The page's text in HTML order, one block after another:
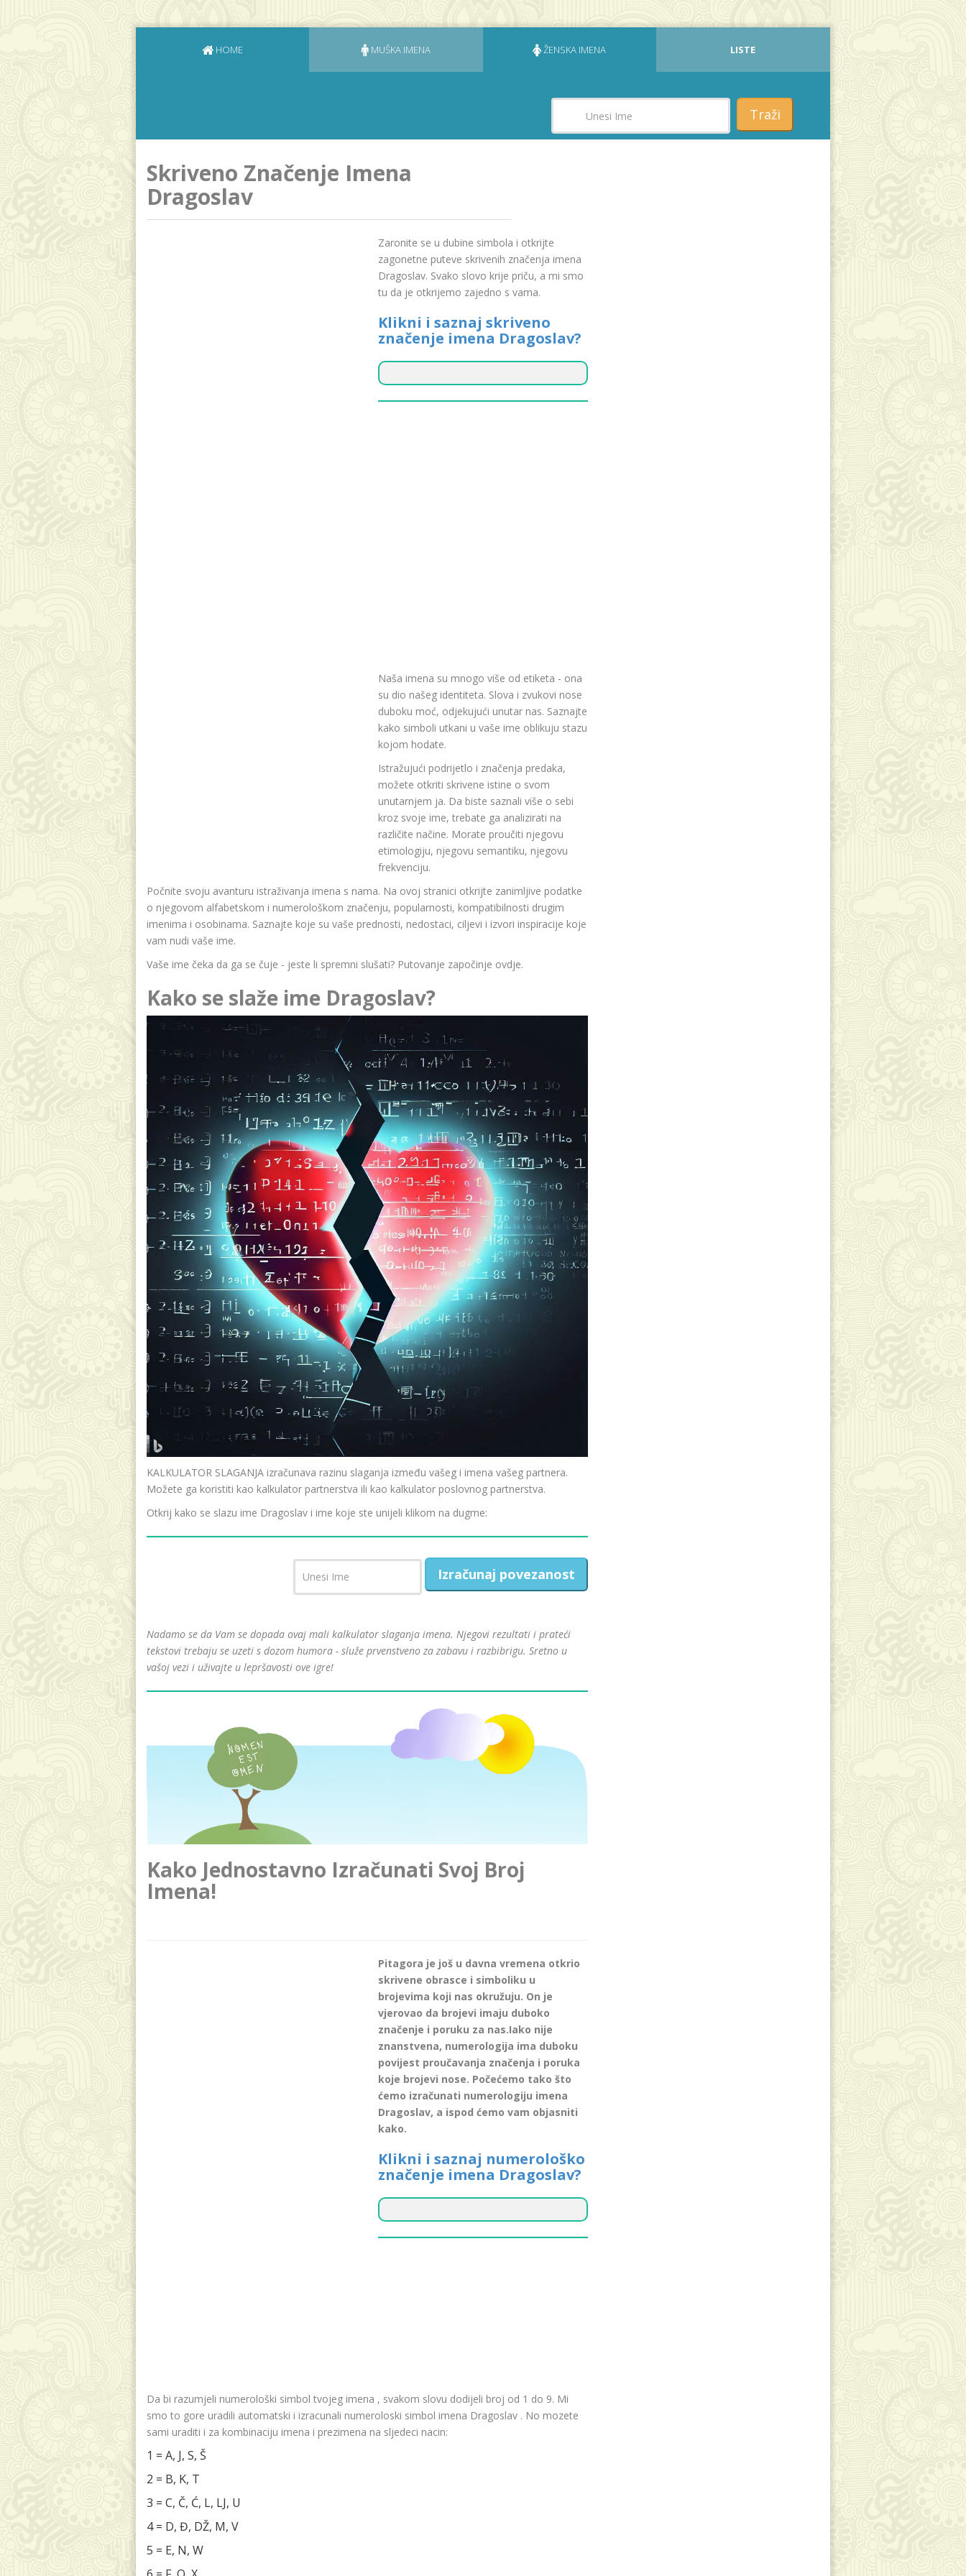
HOME MUŠKA IMENA ŽENSKA IMENA LISTE
Traži
Skriveno Značenje Imena
Dragoslav
Zaronite se u dubine simbola i otkrijte
zagonetne puteve skrivenih značenja imena
Dragoslav. Svako slovo krije priču, a mi smo
tu da je otkrijemo zajedno s vama.
Klikni i saznaj skriveno
značenje imena Dragoslav?
Naša imena su mnogo više od etiketa - ona
su dio našeg identiteta. Slova i zvukovi nose
duboku moć, odjekujući unutar nas. Saznajte
kako simboli utkani u vaše ime oblikuju stazu
kojom hodate.
Istražujući podrijetlo i značenja predaka,
možete otkriti skrivene istine o svom
unutarnjem ja. Da biste saznali više o sebi
kroz svoje ime, trebate ga analizirati na
različite načine. Morate proučiti njegovu
etimologiju, njegovu semantiku, njegovu
frekvenciju.
Počnite svoju avanturu istraživanja imena s nama. Na ovoj stranici otkrijte zanimljive podatke
o njegovom alfabetskom i numerološkom značenju, popularnosti, kompatibilnosti drugim
imenima i osobinama. Saznajte koje su vaše prednosti, nedostaci, ciljevi i izvori inspiracije koje
vam nudi vaše ime.
Vaše ime čeka da ga se čuje - jeste li spremni slušati? Putovanje započinje ovdje.
Kako se slaže ime Dragoslav?
KALKULATOR SLAGANJA izračunava razinu slaganja između vašeg i imena vašeg partnera.
Možete ga koristiti kao kalkulator partnerstva ili kao kalkulator poslovnog partnerstva.
Otkrij kako se slazu ime Dragoslav i ime koje ste unijeli klikom na dugme:
Izračunaj povezanost
Nadamo se da Vam se dopada ovaj mali kalkulator slaganja imena. Njegovi rezultati i prateći
tekstovi trebaju se uzeti s dozom humora - služe prvenstveno za zabavu i razbibrigu. Sretno u
vašoj vezi i uživajte u lepršavosti ove igre!
Kako Jednostavno Izračunati Svoj Broj
Imena!
Pitagora je još u davna vremena otkrio
skrivene obrasce i simboliku u
brojevima koji nas okružuju. On je
vjerovao da brojevi imaju duboko
značenje i poruku za nas.Iako nije
znanstvena, numerologija ima duboku
povijest proučavanja značenja i poruka
koje brojevi nose. Počećemo tako što
ćemo izračunati numerologiju imena
Dragoslav, a ispod ćemo vam objasniti
kako.
Klikni i saznaj numerološko
značenje imena Dragoslav?
Da bi razumjeli numerološki simbol tvojeg imena , svakom slovu dodijeli broj od 1 do 9. Mi
smo to gore uradili automatski i izracunali numeroloski simbol imena Dragoslav . No mozete
sami uraditi i za kombinaciju imena i prezimena na sljedeci nacin:
1 = A, J, S, Š
2 = B, K, T
3 = C, Č, Ć, L, LJ, U
4 = D, Đ, DŽ, M, V
5 = E, N, W